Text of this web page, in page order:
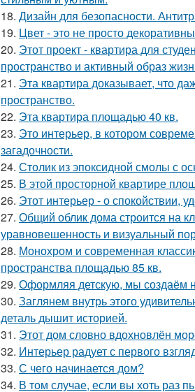
18. Дизайн для безопасности.
19. Цвет - это не просто
20. Этот проект - квартира для
пространство и активный образ
21. Эта квартира доказывает, что
пространство.
22. Эта квартира площадью 40 кв.
23. Это интерьер, в котором
загадочности.
24. Столик из эпоксидной смолы с
25. В этой просторной квартире
26. Этот интерьер - о спокойствии,
27. Общий облик дома строится на
уравновешенность и визуальный
28. Монохром и современная
пространства площадью 85 кв.
29. Оформляя детскую, мы создаём
30. Заглянем внутрь этого
деталь дышит историей.
31. Этот дом словно вдохновлён
32. Интерьер радует с первого
33. С чего начинается дом?
34. В том случае, если вы хоть раз